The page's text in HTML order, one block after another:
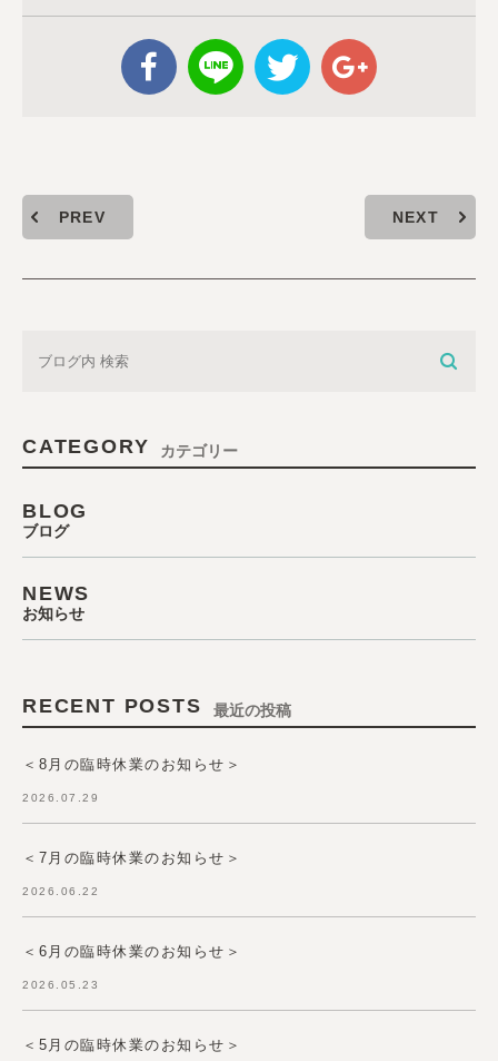
PREV NEXT
CATEGORY カテゴリー
BLOG
ブログ
NEWS
お知らせ
RECENT POSTS 最近の投稿
＜8月の臨時休業のお知らせ＞
2026.07.29
＜7月の臨時休業のお知らせ＞
2026.06.22
＜6月の臨時休業のお知らせ＞
2026.05.23
＜5月の臨時休業のお知らせ＞